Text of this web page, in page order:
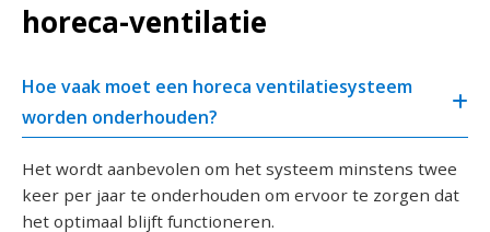
horeca-ventilatie
Hoe vaak moet een horeca ventilatiesysteem
worden onderhouden?
Het wordt aanbevolen om het systeem minstens twee
keer per jaar te onderhouden om ervoor te zorgen dat
het optimaal blijft functioneren.